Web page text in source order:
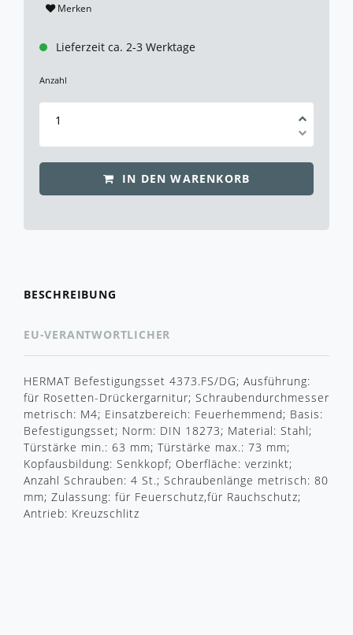
Merken
Lieferzeit ca. 2-3 Werktage
Anzahl
IN DEN WARENKORB
BESCHREIBUNG
EU-VERANTWORTLICHER
HERMAT Befestigungsset 4373.FS/DG; Ausführung:
für Rosetten-Drückergarnitur; Schraubendurchmesser
metrisch: M4; Einsatzbereich: Feuerhemmend; Basis:
Befestigungsset; Norm: DIN 18273; Material: Stahl;
Türstärke min.: 63 mm; Türstärke max.: 73 mm;
Kopfausbildung: Senkkopf; Oberfläche: verzinkt;
Anzahl Schrauben: 4 St.; Schraubenlänge metrisch: 80
mm; Zulassung: für Feuerschutz,für Rauchschutz;
Antrieb: Kreuzschlitz